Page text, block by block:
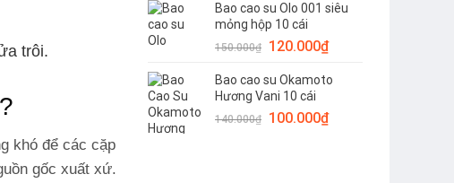
là:
150.000₫.
tại
120.000₫.
Bao cao su Olo 001 siêu
mỏng hộp 10 cái
150.000₫
Giá
là:
150.000₫.
120.000₫Giá
tại
120.000₫.
Bao cao su Okamoto
Hương Vani 10 cái
140.000₫
Giá
100.000₫Giá
trôi.
khó để các cặp
gốc xuất xứ.